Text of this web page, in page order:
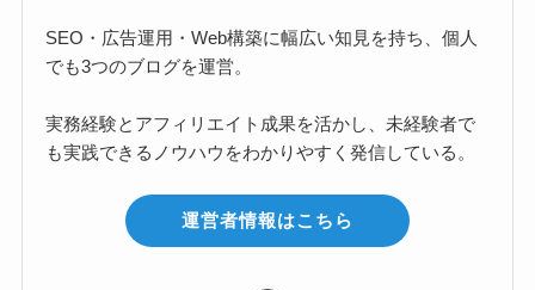
SEO・広告運用・Web構築に幅広い知見を持ち、個人
でも3つのブログを運営。
実務経験とアフィリエイト成果を活かし、未経験者で
も実践できるノウハウをわかりやすく発信している。
運営者情報はこちら